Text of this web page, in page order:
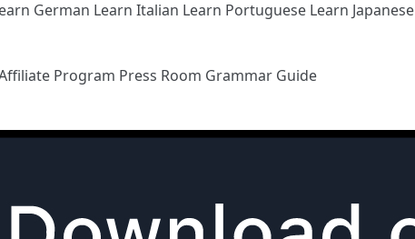
German Learn Italian Learn Portuguese Learn Japanese
Program Press Room Grammar Guide